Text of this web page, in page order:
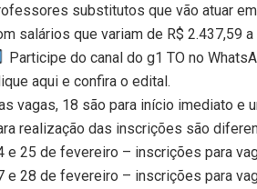
substitutos que vão atuar
salários que variam de R$ 2.437,59 a
Participe do canal do g1 TO no
aqui e confira o edital.
vagas, 18 são para início imediato e
realização das inscrições são
e 25 de fevereiro – inscrições para
e 28 de fevereiro – inscrições para